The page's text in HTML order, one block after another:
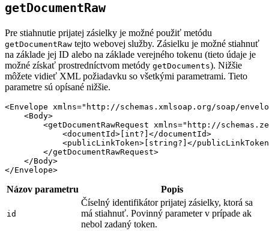
getDocumentRaw
Pre stiahnutie prijatej zásielky je možné použiť metódu
getDocumentRaw tejto webovej služby. Zásielku je možné stiahnuť
na základe jej ID alebo na základe verejného tokenu (tieto údaje je
možné získať prostredníctvom metódy getDocuments). Nižšie
môžete vidieť XML požiadavku so všetkými parametrami. Tieto
parametre sú opísané nižšie.
<Envelope xmlns="http://schemas.xmlsoap.org/soap/
    <Body>
<getDocumentRawRequest xmlns="http://
            <documentId>[int?]</documentId>
<publicLinkToken>[string?]</
        </getDocumentRawRequest>
    </Body>
Názov parametru Popis
id
Číselný identifikátor prijatej zásielky, ktorá sa
má stiahnuť. Povinný parameter v prípade ak
nebol zadaný token.